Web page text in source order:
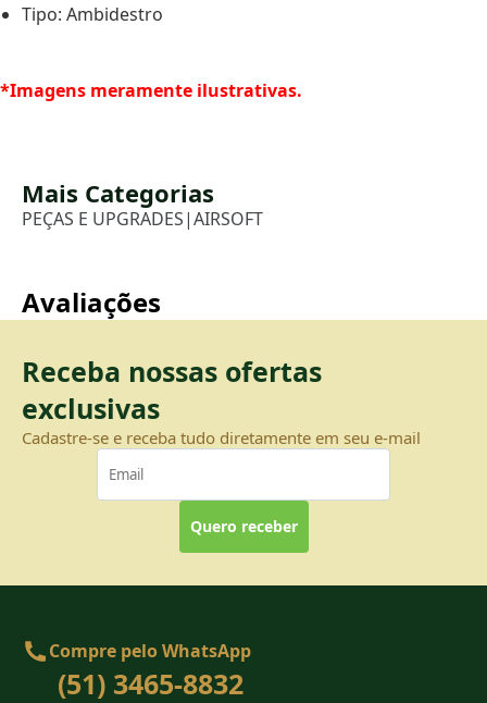
Tipo: Ambidestro
*Imagens meramente ilustrativas.
Mais Categorias
PEÇAS E UPGRADES|AIRSOFT
Avaliações
Receba nossas ofertas
exclusivas
Cadastre-se e receba tudo diretamente em seu e-mail
Quero receber
Compre pelo WhatsApp
(51) 3465-8832